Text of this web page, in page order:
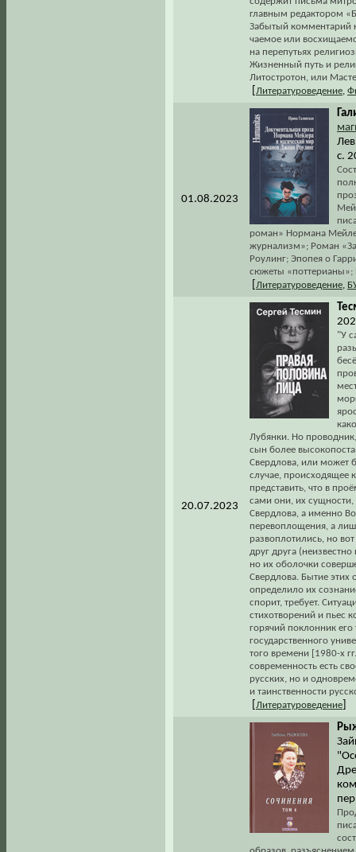
главным редактором
Забытый комментарий
чаемое или
на перепутьях
Жизненный путь и
Литостротон, или
Литературоведение
01.08.2023
с.
роман» Нормана
журнализм»; Роман
Роулинг; Эпопея о
сюжеты «поттерианы»;
Литературоведение
20.07.2023
"У
Лубянки. Но
сын более
Свердлова, или может
случае, происходящее
представить, что в
сами они, их сущности,
Свердлова, а именно
перевоплощения, а
развоплотились, но
друг друга
но их оболочки
Свердлова. Бытие этих
определило их
спорит, требует.
стихотворений и пьес
горячий поклонник
государственного
того времени [1980-х
современность есть
русских, но и
и таинственности
Литературоведение